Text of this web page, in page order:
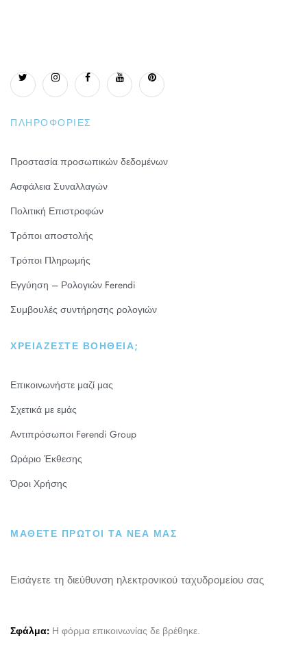
ΠΛΗΡΟΦΟΡΊΕΣ
Προστασία προσωπικών δεδομένων
Ασφάλεια Συναλλαγών
Πολιτική Επιστροφών
Τρόποι αποστολής
Τρόποι Πληρωμής
Εγγύηση – Ρολογιών Ferendi
Συμβουλές συντήρησης ρολογιών
ΧΡΕΙΆΖΕΣΤΕ ΒΟΉΘΕΙΑ;
Επικοινωνήστε μαζί μας
Σχετικά με εμάς
Αντιπρόσωποι Ferendi Group
Ωράριο Έκθεσης
Όροι Χρήσης
ΜΑΘΕΤΕ ΠΡΩΤΟΙ ΤΑ ΝΕΑ ΜΑΣ
Εισάγετε τη διεύθυνση ηλεκτρονικού ταχυδρομείου σας
Σφάλμα: Η φόρμα επικοινωνίας δε βρέθηκε.